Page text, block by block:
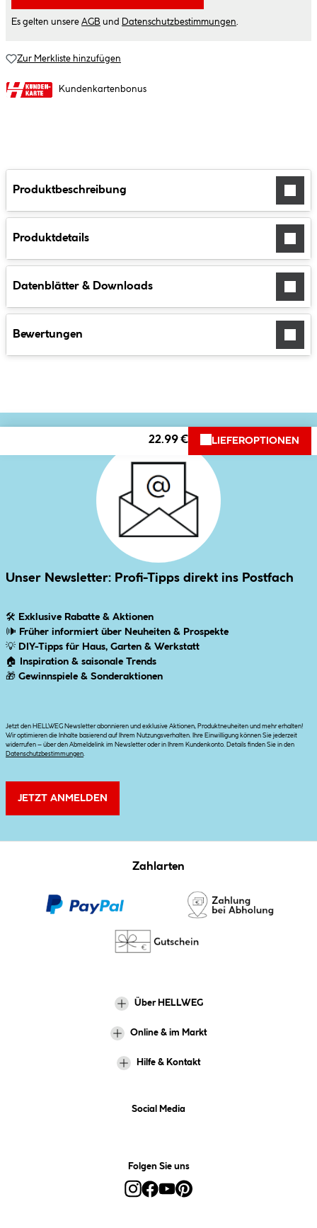
Es gelten unsere AGB und Datenschutzbestimmungen
Zur Merkliste hinzufügen
Kundenkartenbonus
Produktbeschreibung
Produktdetails
Datenblätter & Downloads
Bewertungen
22.99 € LIEFEROPTIONEN
Unser Newsletter: Profi-Tipps direkt ins Postfach
🛠 Exklusive Rabatte & Aktionen
🕪 Früher informiert über Neuheiten & Prospekte
💡 DIY-Tipps für Haus, Garten & Werkstatt
🏠
Inspiration & saisonale Trends
🎁 Gewinnspiele & Sonderaktionen
Jetzt den HELLWEG Newsletter abonnieren und exklusive Aktionen, Produktneuheiten und mehr erhalten!
Wir optimieren die Inhalte basierend auf Ihrem Nutzungsverhalten. Ihre Einwilligung können Sie jederzeit
widerrufen – über den Abmeldelink im Newsletter oder in Ihrem Kundenkonto. Details finden Sie in den
Datenschutzbestimmungen
JETZT ANMELDEN
Zahlarten
Über HELLWEG
Online & im Markt
Hilfe & Kontakt
Social Media
Folgen Sie uns